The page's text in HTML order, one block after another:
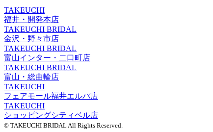
TAKEUCHI
福井・開発本店
TAKEUCHI BRIDAL
金沢・野々市店
TAKEUCHI BRIDAL
富山インター・二口町店
TAKEUCHI BRIDAL
富山・総曲輪店
TAKEUCHI
フェアモール福井エルパ店
TAKEUCHI
ショッピングシティベル店
© TAKEUCHI BRIDAL All Rights Reserved.